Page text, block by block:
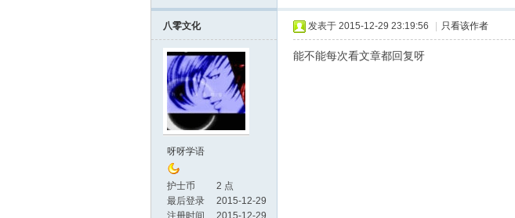
八零文化
呀呀学语
护士币
2 点
最后登录
2015-12-29
发表于 2015-12-29 23:19:56 只看该作者
能不能每次看文章都回复呀